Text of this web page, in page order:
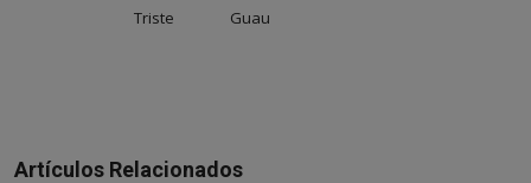
Triste Guau
Artículos Relacionados